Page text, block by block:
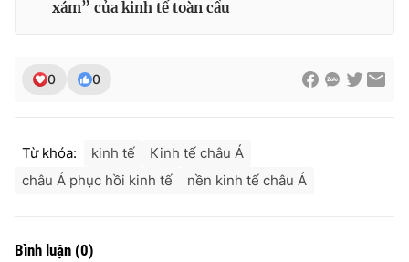
xám” của kinh tế toàn cầu
0 0
Từ khóa: kinh tế
Kinh tế châu Á
châu Á phục hồi kinh tế
nền kinh tế châu Á
Bình luận (0)